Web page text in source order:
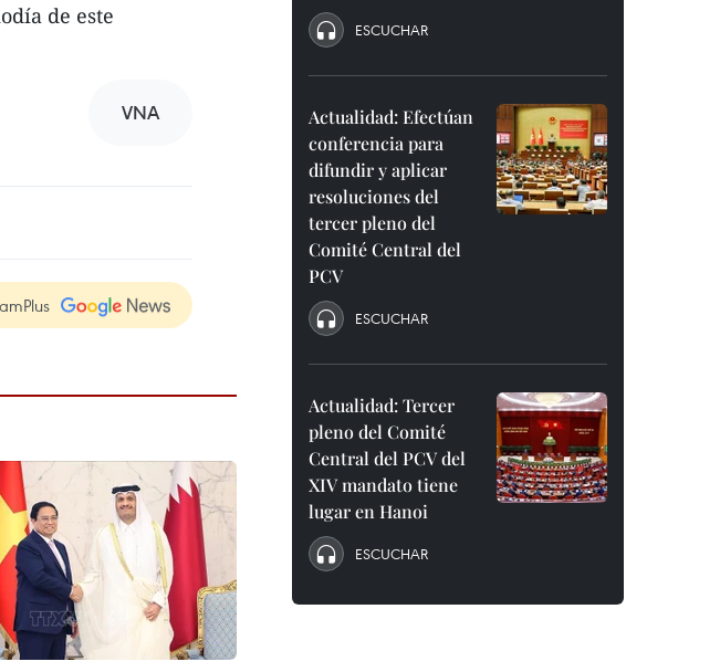
de este
VNA
ESCUCHAR
Actualidad: Efectúan
conferencia para
difundir y aplicar
resoluciones del
tercer pleno del
Comité Central del
PCV
ESCUCHAR
Actualidad: Tercer
pleno del Comité
Central del PCV del
XIV mandato tiene
lugar en Hanoi
ESCUCHAR